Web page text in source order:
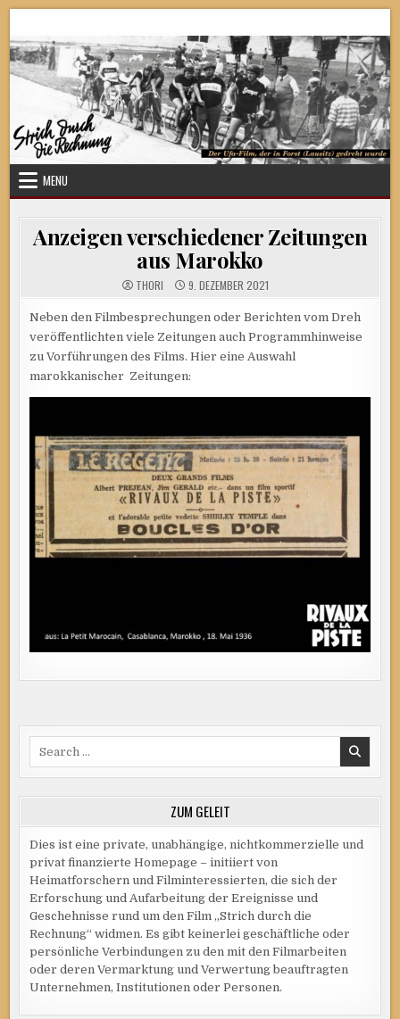
content
Strich durch die Rechnung
MENU
Anzeigen verschiedener Zeitungen
aus Marokko
THORI 9. DEZEMBER 2021
Neben den Filmbesprechungen oder Berichten vom Dreh
veröffentlichten viele Zeitungen auch Programmhinweise
zu Vorführungen des Films. Hier eine Auswahl
marokkanischer Zeitungen:
ZUM GELEIT
Dies ist eine private, unabhängige, nichtkommerzielle und
privat finanzierte Homepage – initiiert von
Heimatforschern und Filminteressierten, die sich der
Erforschung und Aufarbeitung der Ereignisse und
Geschehnisse rund um den Film „Strich durch die
Rechnung“ widmen. Es gibt keinerlei geschäftliche oder
persönliche Verbindungen zu den mit den Filmarbeiten
oder deren Vermarktung und Verwertung beauftragten
Unternehmen, Institutionen oder Personen.